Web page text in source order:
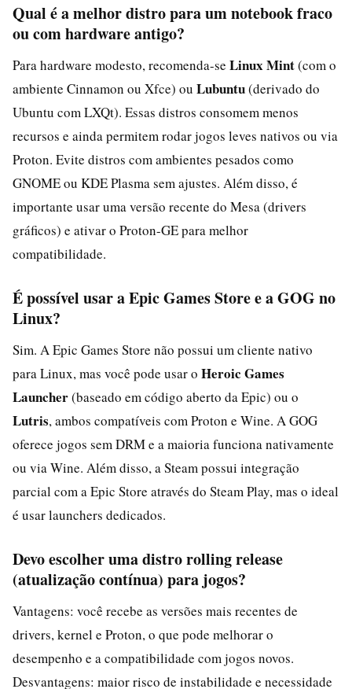
Qual é a melhor distro para um notebook fraco
ou com hardware antigo?
Para hardware modesto, recomenda-se Linux Mint(com o
ambiente Cinnamon ou Xfce) ou Lubuntu(derivado do
Ubuntu com LXQt). Essas distros consomem menos
recursos e ainda permitem rodar jogos leves nativos ou via
Proton. Evite distros com ambientes pesados como
GNOME ou KDE Plasma sem ajustes. Além disso, é
importante usar uma versão recente do Mesa (drivers
gráficos) e ativar o Proton-GE para melhor
compatibilidade.
É possível usar a Epic Games Store e a GOG no
Linux?
Sim. A Epic Games Store não possui um cliente nativo
para Linux, mas você pode usar o Heroic Games
Launcher(baseado em código aberto da Epic) ou o
Lutris, ambos compatíveis com Proton e Wine. A GOG
oferece jogos sem DRM e a maioria funciona nativamente
ou via Wine. Além disso, a Steam possui integração
parcial com a Epic Store através do Steam Play, mas o ideal
é usar launchers dedicados.
Devo escolher uma distro rolling release
(atualização contínua) para jogos?
Vantagens: você recebe as versões mais recentes de
drivers, kernel e Proton, o que pode melhorar o
desempenho e a compatibilidade com jogos novos.
Desvantagens: maior risco de instabilidade e necessidade